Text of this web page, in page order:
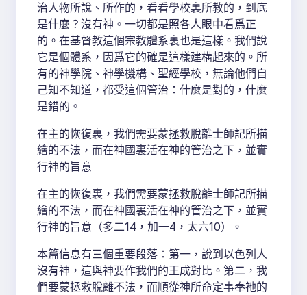
治人物所說、所作的，看看學校裏所教的，到底
是什麼？沒有神。一切都是照各人眼中看爲正
的。在基督教這個宗教體系裏也是這樣。我們說
它是個體系，因爲它的確是這樣建構起來的。所
有的神學院、神學機構、聖經學校，無論他們自
己知不知道，都受這個管治：什麼是對的，什麼
是錯的。
在主的恢復裏，我們需要蒙拯救脫離士師記所描
繪的不法，而在神國裏活在神的管治之下，並實
行神的旨意
在主的恢復裏，我們需要蒙拯救脫離士師記所描
繪的不法，而在神國裏活在神的管治之下，並實
行神的旨意（多二14，加一4，太六10）。
本篇信息有三個重要段落：第一，說到以色列人
沒有神，這與神要作我們的王成對比。第二，我
們要蒙拯救脫離不法，而順從神所命定事奉祂的